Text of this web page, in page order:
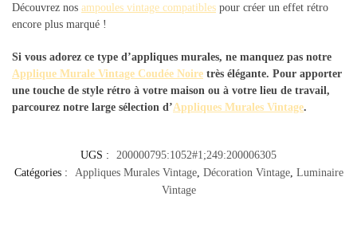
Découvrez nos ampoules vintage compatibles pour créer un effet rétro
encore plus marqué !
Si vous adorez ce type d’appliques murales, ne manquez pas notre
Applique Murale Vintage Coudée Noire très élégante. Pour apporter
une touche de style rétro à votre maison ou à votre lieu de travail,
parcourez notre large sélection d’Appliques Murales Vintage.
UGS :
200000795:1052#1;249:200006305
Catégories :
Appliques Murales Vintage, Décoration Vintage, Luminaire
Vintage